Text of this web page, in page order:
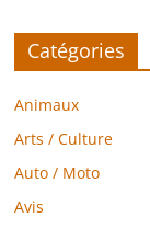
Catégories
Animaux
Arts / Culture
Auto / Moto
Avis